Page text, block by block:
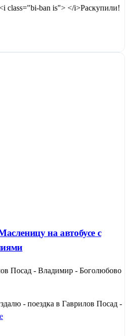
class="bi-ban is"> </i>Раскупили!
на автобусе с
Посад - Владимир - Боголюбово
- поездка в Гаврилов Посад -